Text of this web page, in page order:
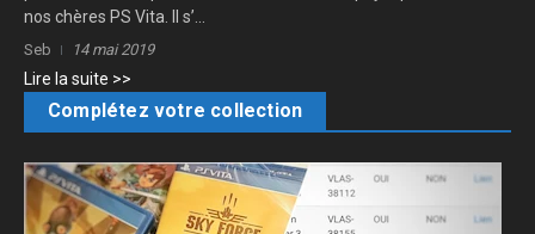
nos chères PS Vita. Il s’...
Seb 14 mai 2019
Lire la suite >>
Complétez votre collection